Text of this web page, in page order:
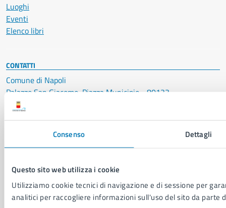
Consenso Dettagli
Questo sito web utilizza i cookie
Utilizziamo cookie tecnici di navigazione e di sessione per
analitici per raccogliere informazioni sull'uso del sito da parte
Luoghi
Eventi
Elenco libri
CONTATTI
Comune di Napoli
Palazzo San Giacomo, Piazza Municipio - 80133
CF: 80014890638
LEI: 8156007FF4DEB97ABA09
Servizio Protocollo, URP e Albo Pretorio
PEC:urp@pec.comune.napoli.it
Centralino unico:0817951111